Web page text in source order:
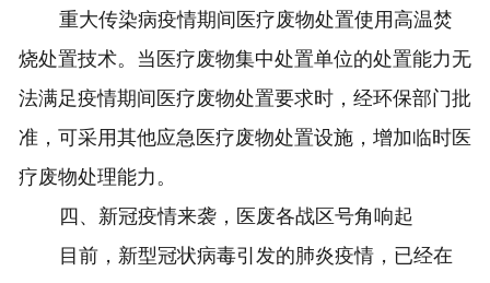
重大传染病疫情期间医疗废物处置使用高温焚
烧处置技术。当医疗废物集中处置单位的处置能力无
法满足疫情期间医疗废物处置要求时，经环保部门批
准，可采用其他应急医疗废物处置设施，增加临时医
疗废物处理能力。
四、新冠疫情来袭，医废各战区号角响起
目前，新型冠状病毒引发的肺炎疫情，已经在